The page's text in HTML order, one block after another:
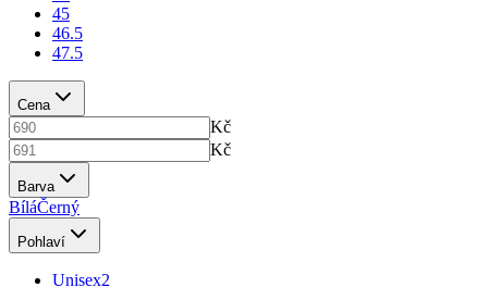
45
46.5
47.5
Cena
Kč
Kč
Barva
BíláČerný
Pohlaví
Unisex2